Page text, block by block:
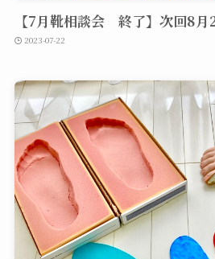
【7月靴相談会 終了】次回8月
2023-07-22